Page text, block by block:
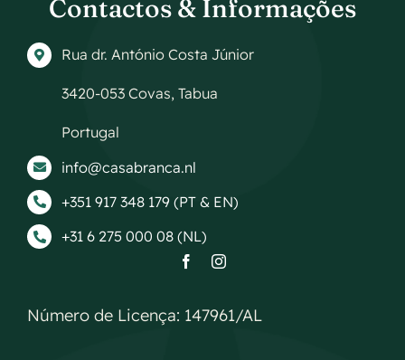
Contactos & Informações
Rua dr. António Costa Júnior
3420-053 Covas, Tabua
Portugal
info@casabranca.nl
+351 917 348 179 (PT & EN)
+31 6 275 000 08 (NL)
Número de Licença: 147961/AL